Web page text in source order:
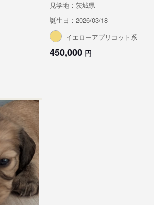
見学地：茨城県
誕生日：2026/03/18
イエローアプリコット系
450,000 円